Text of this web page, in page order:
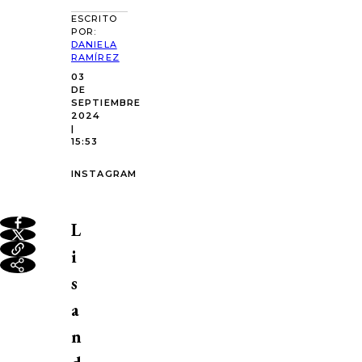
ESCRITO
POR:
DANIELA
RAMÍREZ
03
DE
SEPTIEMBRE
2024
|
15:53
INSTAGRAM
L
i
s
a
n